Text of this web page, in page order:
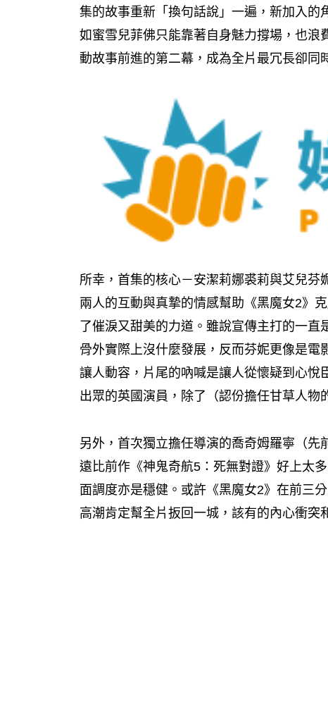
集的故事重新「換句話說」一遍，新加入的
如蜜雪兒菲佛只能靠著自身魅力撐場，也
動故事前進的第二幕，成為全片最冗長卻同
所幸，首集的核心－安潔莉娜裘莉與艾兒芬
兩人的互動與真摯的情感幫助《黑魔女2》
了催淚又甜美的力道。雖說宣傳主打的一
骨外實際上沒什麼發展，反而芬妮更像是
讓人動容，片尾的吶喊是讓人從懷疑到心
出眾的英國演員，除了（認份擔任甘草人物
另外，首次獨立擔任導演的喬奇姆羅寧（
遠比前作《神鬼奇航5：死無對證》好上太
面調度亦是穩健。或許《黑魔女2》在前三
高潮肯定幫全片扳回一城，該有的內心衝突